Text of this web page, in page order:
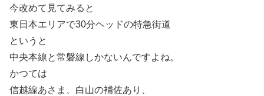
今改めて見てみると
東日本エリアで30分ヘッドの特急街道
というと
中央本線と常磐線しかないんですよね。
かつては
信越線あさま、白山の補佐あり、